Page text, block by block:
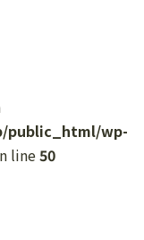
public_html/wp-
line50